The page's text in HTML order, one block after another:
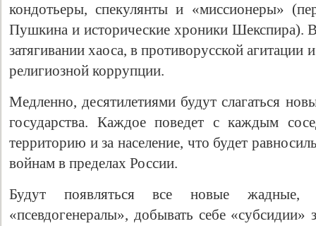
кондотьеры, спекулянты и «миссионеры»
Пушкина и исторические хроники Шекспира).
затягивании хаоса, в противорусской агитации
религиозной коррупции.
Медленно, десятилетиями будут слагаться
государства. Каждое поведет с каждым
территорию и за население, что будет
войнам в пределах России.
Будут появляться все новые жадные,
«псевдогенералы», добывать себе